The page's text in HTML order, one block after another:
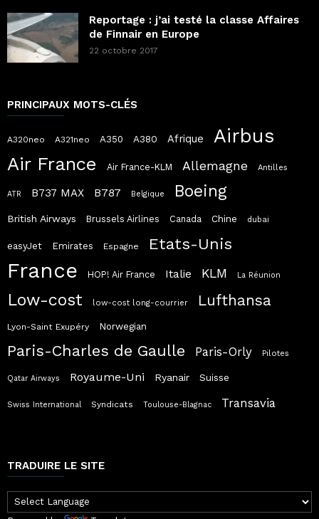
Reportage : j’ai testé la classe Affaires
de Finnair en Europe
22 octobre 2017
PRINCIPAUX MOTS-CLÉS
A320neo A321neo A350 A380 Afrique Airbus
Air France Air France-KLM Allemagne Antilles
ATR B737 MAX B787 Belgique Boeing
British Airways Brussels Airlines Canada Chine dubai
easyJet Emirates Espagne Etats-Unis
France HOP! Air France Italie KLM La Réunion
Low-cost low-cost long-courrier Lufthansa
Lyon-Saint Exupéry Norwegian
Paris-Charles de Gaulle Paris-Orly Pilotes
Qatar Airways Royaume-Uni Ryanair Suisse
Swiss International Syndicats Toulouse-Blagnac Transavia
TRADUIRE LE SITE